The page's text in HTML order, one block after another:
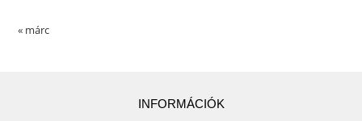
« márc
INFORMÁCIÓK